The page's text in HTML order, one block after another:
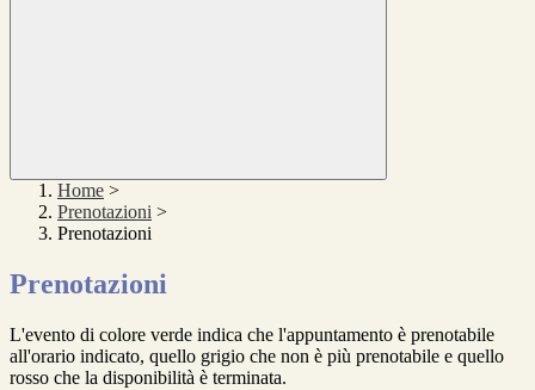
Home >
Prenotazioni >
Prenotazioni
Prenotazioni
L'evento di colore verde indica che l'appuntamento è prenotabile
all'orario indicato, quello grigio che non è più prenotabile e quello
rosso che la disponibilità è terminata.